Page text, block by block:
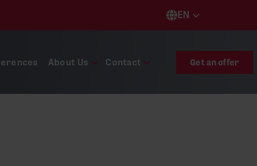
EN
Languages
About Us Contact Get an offer